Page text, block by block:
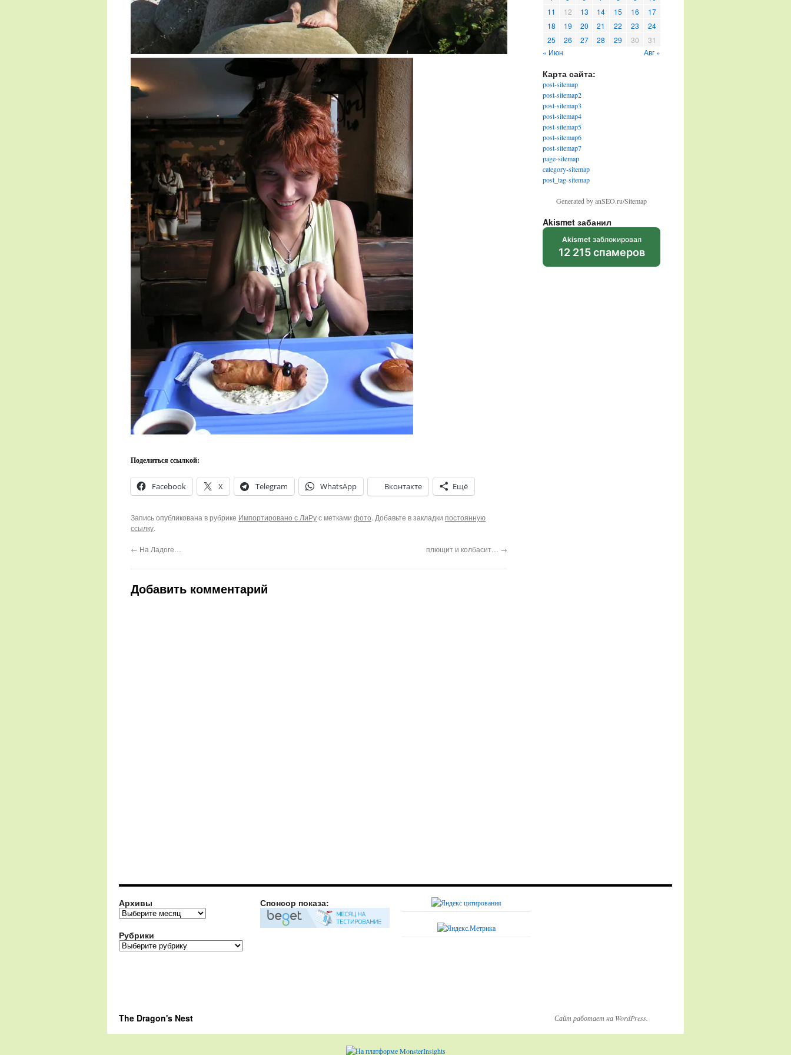
Поделиться ссылкой:
Facebook X Telegram WhatsApp Вконтакте Ещё
Запись опубликована в рубрике Импортировано с ЛиРус метками фото. Добавьте в закладки постоянную
ссылку.
← На Ладоге… плющит и колбасит… →
Добавить комментарий
11
12 13 14 15 16
17
18
19 20 21 22 23
24
25
26 27 28 29 30
31
« Июн
Авг »
Карта сайта:
post-sitemap
post-sitemap2
post-sitemap3
post-sitemap4
post-sitemap5
post-sitemap6
post-sitemap7
page-sitemap
category-sitemap
post_tag-sitemap
Generated by anSEO.ru/Sitemap
Akismet забанил
Akismet заблокировал
12 215 спамеров
Архивы
Архивы
Рубрики
Рубрики
Спонсор показа:
The Dragon's Nest Сайт работает на WordPress.